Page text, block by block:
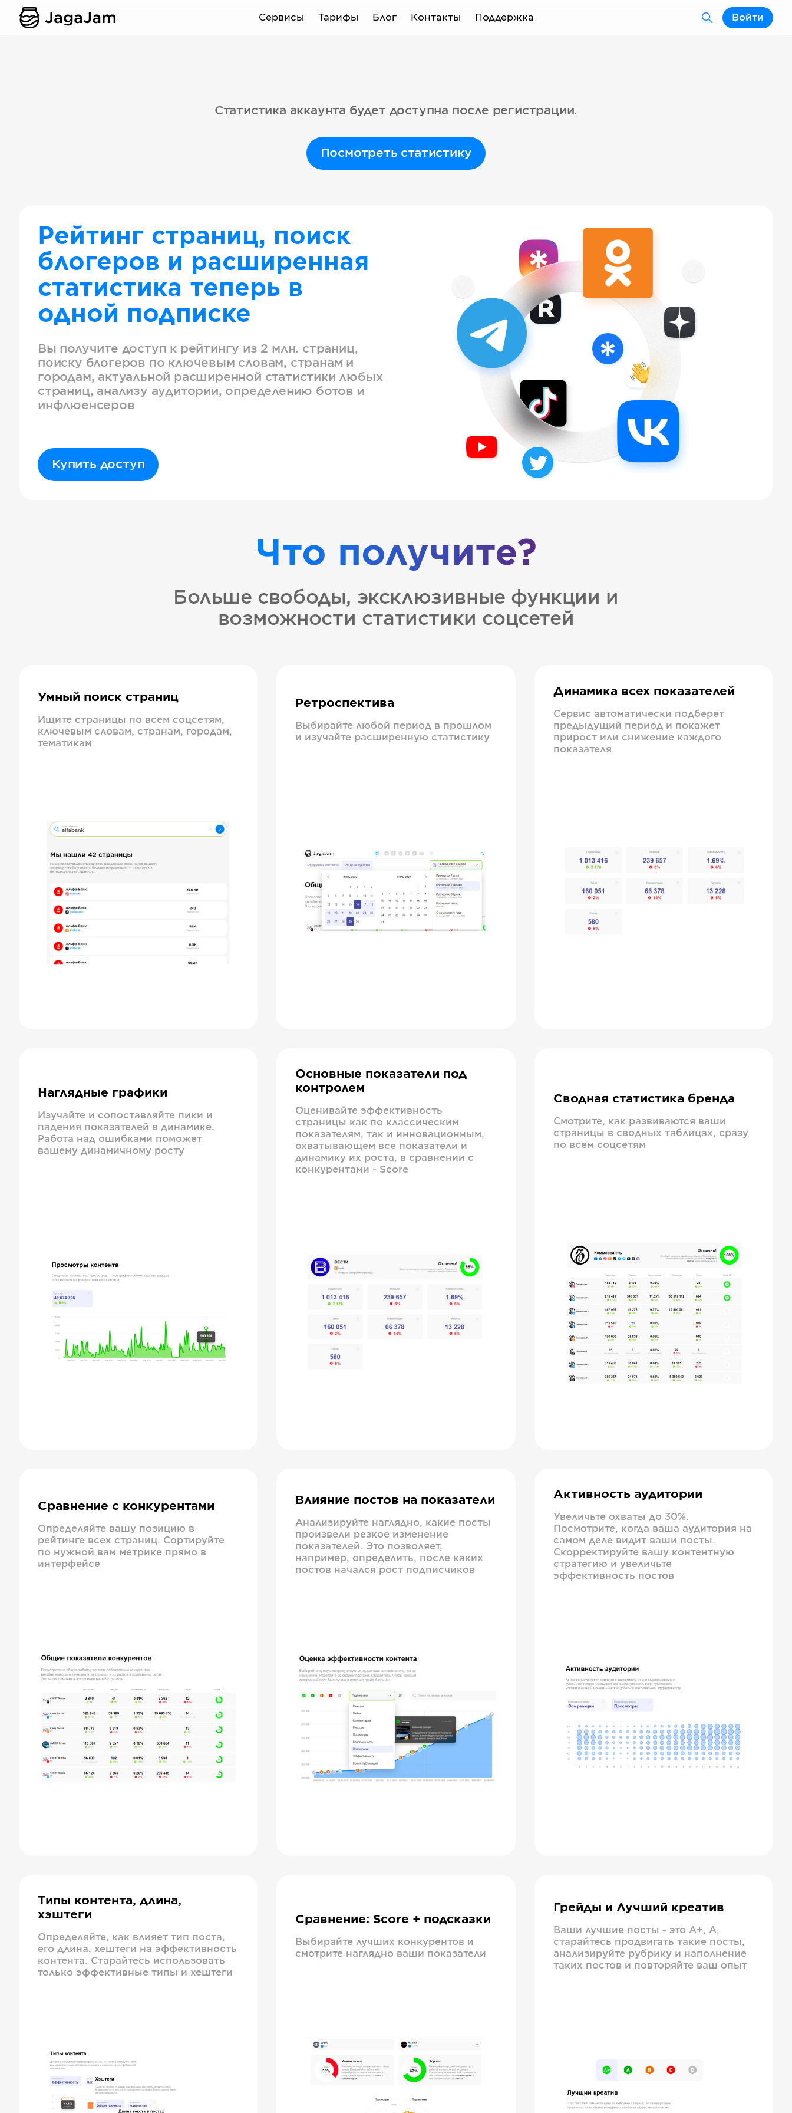
Сервисы Тарифы Блог Контакты Поддержка Войти
Статистика аккаунта будет доступна после регистрации.
Посмотреть статистику
Рейтинг страниц, поиск
блогеров и расширенная
статистика теперь в
одной подписке
Вы получите доступ к рейтингу из 2 млн. страниц,
поиску блогеров по ключевым словам, странам и
городам, актуальной расширенной статистики любых
страниц, анализу аудитории, определению ботов и
инфлюенсеров
Купить доступ
Что получите?
Больше свободы, эксклюзивные функции и
возможности статистики соцсетей
Умный поиск страниц
Ищите страницы по всем соцсетям,
ключевым словам, странам, городам,
тематикам
Ретроспектива
Выбирайте любой период в прошлом
и изучайте расширенную статистику
Динамика всех показателей
Сервис автоматически подберет
предыдущий период и покажет
прирост или снижение каждого
показателя
Наглядные графики
Изучайте и сопоставляйте пики и
падения показателей в динамике.
Работа над ошибками поможет
вашему динамичному росту
Основные показатели под
контролем
Оценивайте эффективность
страницы как по классическим
показателям, так и инновационным,
охватывающем все показатели и
динамику их роста, в сравнении с
конкурентами - Score
Сводная статистика бренда
Смотрите, как развиваются ваши
страницы в сводных таблицах, сразу
по всем соцсетям
Сравнение с конкурентами
Определяйте вашу позицию в
рейтинге всех страниц. Сортируйте
по нужной вам метрике прямо в
интерфейсе
Влияние постов на показатели
Анализируйте наглядно, какие посты
произвели резкое изменение
показателей. Это позволяет,
например, определить, после каких
постов начался рост подписчиков
Активность аудитории
Увеличьте охваты до 30%.
Посмотрите, когда ваша аудитория на
самом деле видит ваши посты.
Скорректируйте вашу контентную
стратегию и увеличьте
эффективность постов
Типы контента, длина,
хэштеги
Определяйте, как влияет тип поста,
его длина, хештеги на эффективность
контента. Старайтесь использовать
только эффективные типы и хештеги
Сравнение: Score + подсказки
Выбирайте лучших конкурентов и
смотрите наглядно ваши показатели
Грейды и Лучший креатив
Ваши лучшие посты - это А+, А,
старайтесь продвигать такие посты,
анализируйте рубрику и наполнение
таких постов и повторяйте ваш опыт